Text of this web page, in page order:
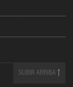
SUBIR ARRIBA